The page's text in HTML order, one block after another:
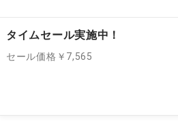
タイムセール実施中！
セール価格￥7,565